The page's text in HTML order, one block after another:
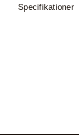
Specifikationer